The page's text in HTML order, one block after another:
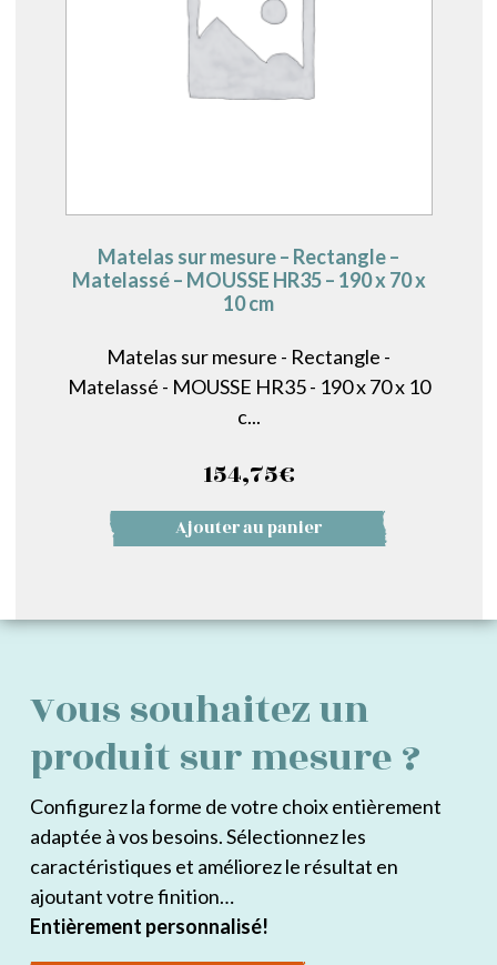
Matelas sur mesure – Rectangle –
Matelassé – MOUSSE HR35 – 190 x 70 x
10 cm
Matelas sur mesure - Rectangle -
Matelassé - MOUSSE HR35 - 190 x 70 x 10
c...
154,75€
Ajouter au panier
Vous souhaitez un
produit sur mesure ?
Configurez la forme de votre choix entièrement
adaptée à vos besoins. Sélectionnez les
caractéristiques et améliorez le résultat en
ajoutant votre finition…
Entièrement personnalisé!